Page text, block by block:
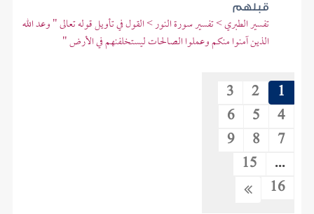
قبلهم
تفسير الطبري > تفسير سورة النور > القول في تأويل قوله تعالى " وعد الله
الذين آمنوا منكم وعملوا الصالحات ليستخلفنهم في الأرض "
1
2
3
4
5
6
7
8
9
...
15
16